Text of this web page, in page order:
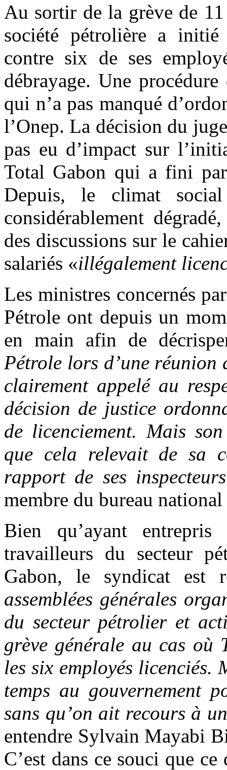
Au sortir de la grève de
société pétrolière a initié
contre six de ses
débrayage. Une
qui n’a pas manqué
l’Onep. La décision du
pas eu d’impact sur
Total Gabon qui a fini
Depuis, le climat
considérablement
des discussions sur le
salariés «illégalement
Les ministres concernés
Pétrole ont depuis un
en main afin de
Pétrole lors d’une réunion
clairement appelé au
décision de justice
de licenciement. Mais
que cela relevait de sa
rapport de ses
membre du bureau national
Bien qu’ayant
travailleurs du secteur
Gabon, le syndicat est
assemblées générales
du secteur pétrolier et
grève générale au cas où
les six employés licenciés.
temps au gouvernement
sans qu’on ait recours à
entendre Sylvain Mayabi
C’est dans ce souci que